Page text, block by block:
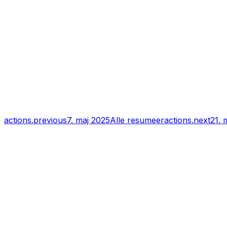
actions.previous7. maj 2025Alle resumeeractions.next21.